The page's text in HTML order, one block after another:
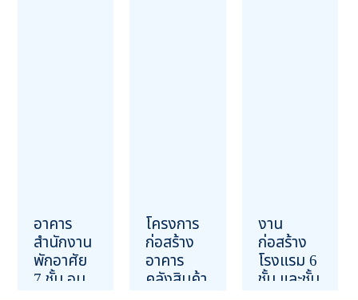
อาคาร
สำนักงาน
พักอาศัย
7 ชั้น อนุ
โครงการ
ก่อสร้าง
อาคาร
คลังสินค้า
งาน
ก่อสร้าง
โรงแรม 6
ชั้น และชั้น